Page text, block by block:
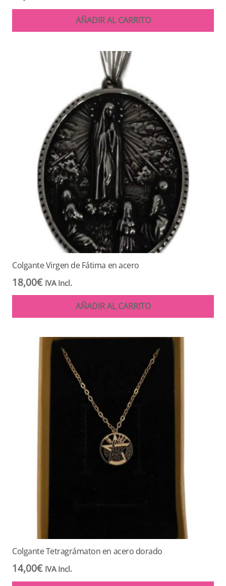
AÑADIR AL CARRITO
Colgante Virgen de Fátima en acero
18,00€ IVA Incl.
AÑADIR AL CARRITO
Colgante Tetragrámaton en acero dorado
14,00€ IVA Incl.